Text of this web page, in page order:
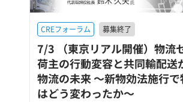
CREフォーラム 募集終了
7/3 （東京リアル開催）物流
荷主の行動変容と共同輸配送
物流の未来 ～新物効法施行
はどう変わったか～